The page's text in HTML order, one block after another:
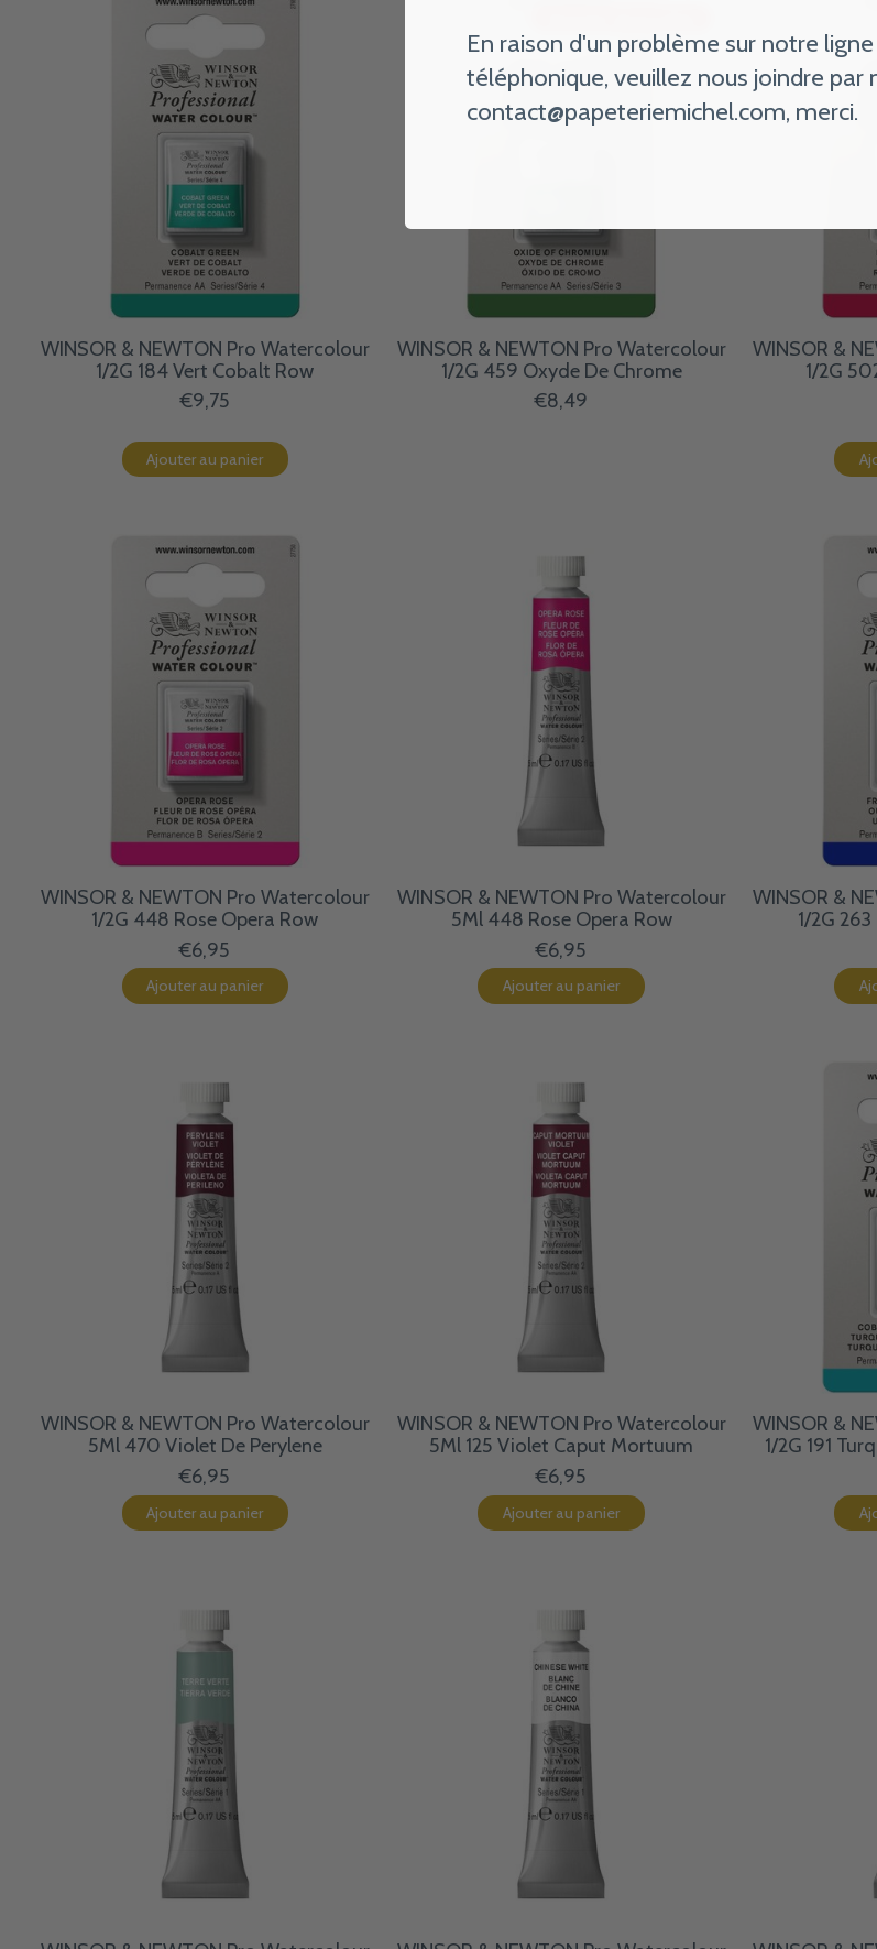
WINSOR & NEWTON Pro Watercolour
1/2G 184 Vert Cobalt Row
€9,75
Ajouter au panier
WINSOR & NEWTON Pro Watercolour
1/2G 459 Oxyde De Chrome
€8,49
WINSOR &
1/2G
WINSOR & NEWTON Pro Watercolour
1/2G 448 Rose Opera Row
€6,95
Ajouter au panier
WINSOR & NEWTON Pro Watercolour
5Ml 448 Rose Opera Row
€6,95
Ajouter au panier
WINSOR &
1/2G
WINSOR & NEWTON Pro Watercolour
5Ml 470 Violet De Perylene
€6,95
Ajouter au panier
WINSOR & NEWTON Pro Watercolour
5Ml 125 Violet Caput Mortuum
€6,95
Ajouter au panier
WINSOR &
1/2G 191
En raison d'un problème sur notre ligne
téléphonique, veuillez nous joindre par
contact@papeteriemichel.com, merci.